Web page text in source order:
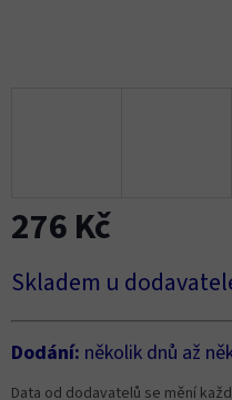
276 Kč
cena:
Skladem u
Dodání: několik dnů až
Data od dodavatelů se mění